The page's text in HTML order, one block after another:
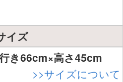
イズ
き66cm×高さ45cm
>>サイズについて